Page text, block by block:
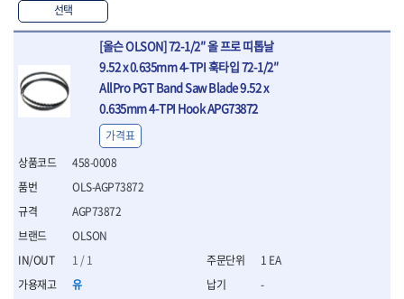
- 바이스플라이어
- 옵셋렌치
- 공구함세트
- 콤비네이션렌치
- 양구스패너
- 라쳇콤비네이션렌치
- 라쳇옵셋렌치
- 콤비네이션렌치세트
- 플레어너트렌치
- 양구스패너세트
- 옵셋렌치세트
- 몽키스패너
- 라쳇콤비네이션세트
선택
[올슨 OLSON] 72-1/2″ 올 프로 띠톱날
9.52 x 0.635mm 4-TPI 훅타입 72-1/2″
AllPro PGT Band Saw Blade 9.52 x
0.635mm 4-TPI Hook APG73872
458-0008
OLSON
1 / 1
유
OLS-AGP73872
AGP73872
가격표
1 EA
-